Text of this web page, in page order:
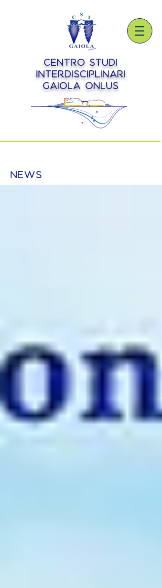
Centro Studi
Interdisciplinari
Gaiola onlus
NEWS